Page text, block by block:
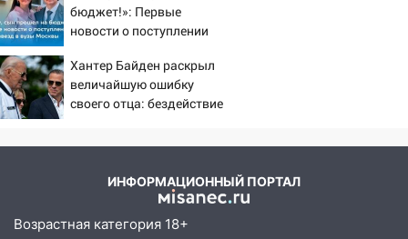
купить тракторы с отсрочкой платежа
до декабря
19:34
В следственном управлении
состоялось торжественное
мероприятие, приуроченное к
празднованию Дня сотрудника органов
следствия Российской Федерации
Ульяновцев приглашают
поддержать «Симбирскую чебурашку»
на фестивале «ФормАРТ»
бюджет!»: Первые
новости о поступлении
Москвы
Хантер Байден раскрыл
величайшую ошибку
своего отца: бездействие
ИНФОРМАЦИОННЫЙ ПОРТАЛ
Возрастная категория 18+